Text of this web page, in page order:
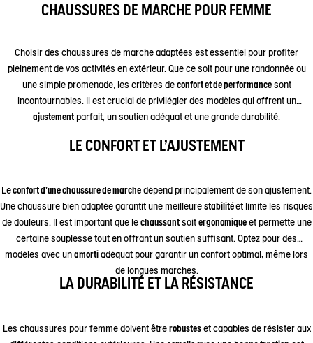
CHAUSSURES DE MARCHE POUR FEMME
Choisir des chaussures de marche adaptées est essentiel pour profiter
pleinement de vos activités en extérieur. Que ce soit pour une randonnée ou
une simple promenade, les critères de confort et de performancesont
incontournables. Il est crucial de privilégier des modèles qui offrent un
ajustement parfait, un soutien adéquat et une grande durabilité.
LE CONFORT ET L’AJUSTEMENT
Leconfort d’une chaussure de marche dépend principalement de son ajustement.
Une chaussure bien adaptée garantit une meilleure stabilitéet limite les risques
de douleurs. Il est important que le chaussantsoit ergonomiqueet permette une
certaine souplesse tout en offrant un soutien suffisant. Optez pour des
modèles avec un amorti adéquat pour garantir un confort optimal, même lors
de longues marches.
LA DURABILITÉ ET LA RÉSISTANCE
Les chaussures pour femmedoivent être robusteset capables de résister aux